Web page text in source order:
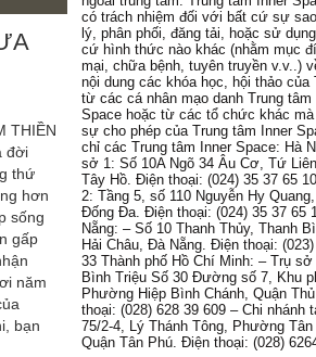
THIỀN
đời
thứ
hơn
sống
gấp
năm
bạn
có trách nhiệm đối với bất cứ sự
lý, phân phối, đăng tải, hoặc sử
cứ hình thức nào khác (nhằm mục
mại, chữa bệnh, tuyên truyền v.v..)
nội dung các khóa học, hội thảo của
từ các cá nhân mạo danh Trung tâm
Space hoặc từ các tổ chức khác
sự cho phép của Trung tâm Inner
chỉ các Trung tâm Inner Space: Hà
sở 1: Số 10A Ngõ 34 Âu Cơ, Tứ
Tây Hồ. Điện thoại: (024) 35 37 65
2: Tầng 5, số 110 Nguyễn Hy
Đống Đa. Điện thoại: (024) 35 37 65
Nẵng: – Số 10 Thanh Thủy, Thanh
Hải Châu, Đà Nẵng. Điện thoại:
33 Thành phố Hồ Chí Minh: – Trụ
Bình Triệu Số 30 Đường số 7, Khu
Phường Hiệp Bình Chánh, Quận
thoại: (028) 628 39 609 – Chi nhánh
75/2-4, Lý Thánh Tông, Phường
Quận Tân Phú. Điện thoại: (028)